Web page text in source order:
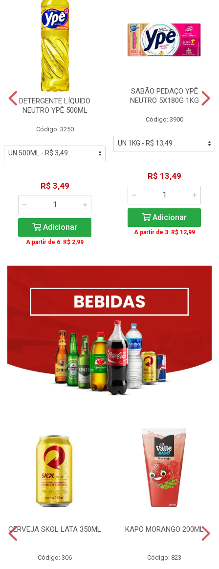
DETERGENTE LÍQUIDO
NEUTRO YPÊ 500ML
Código: 3250
R$ 3,49
Adicionar
A partir de 6: R$ 2,99
SABÃO PEDAÇO YPÊ
NEUTRO 5X180G 1KG
Código: 3900
R$ 13,49
Adicionar
A partir de 3: R$ 12,99
CERVEJA SKOL LATA 350ML
Código: 306
KAPO MORANGO 200ML
Código: 823